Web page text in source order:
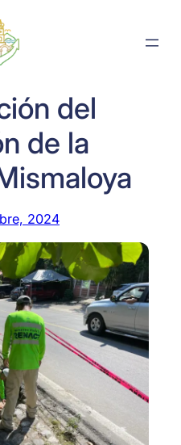
del
de la
2024